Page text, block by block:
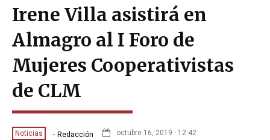
Irene Villa asistirá en
Almagro al I Foro de
Mujeres Cooperativistas
de CLM
Noticias - Redacción octubre 16, 2019 · 12:42